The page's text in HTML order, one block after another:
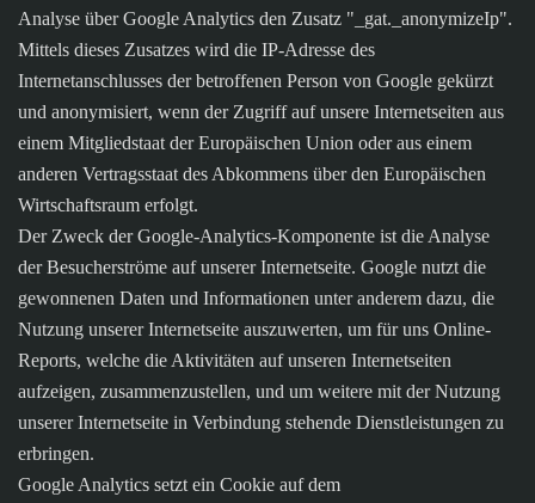
Analyse über Google Analytics den Zusatz "_gat._anonymizeIp".
Mittels dieses Zusatzes wird die IP-Adresse des
Internetanschlusses der betroffenen Person von Google gekürzt
und anonymisiert, wenn der Zugriff auf unsere Internetseiten aus
einem Mitgliedstaat der Europäischen Union oder aus einem
anderen Vertragsstaat des Abkommens über den Europäischen
Wirtschaftsraum erfolgt.
Der Zweck der Google-Analytics-Komponente ist die Analyse
der Besucherströme auf unserer Internetseite. Google nutzt die
gewonnenen Daten und Informationen unter anderem dazu, die
Nutzung unserer Internetseite auszuwerten, um für uns Online-
Reports, welche die Aktivitäten auf unseren Internetseiten
aufzeigen, zusammenzustellen, und um weitere mit der Nutzung
unserer Internetseite in Verbindung stehende Dienstleistungen zu
erbringen.
Google Analytics setzt ein Cookie auf dem